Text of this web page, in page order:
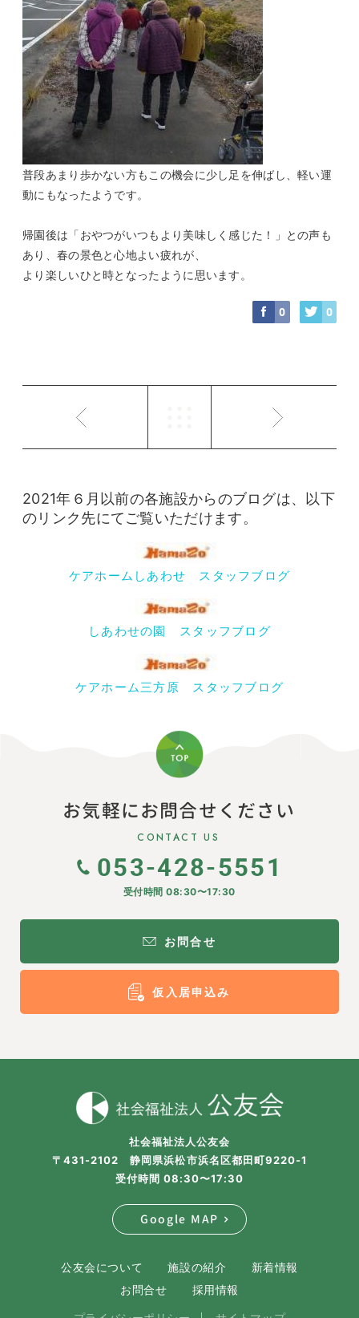
普段あまり歩かない方もこの機会に少し足を伸ばし、軽い運
動にもなったようです。
帰園後は「おやつがいつもより美味しく感じた！」との声も
あり、春の景色と心地よい疲れが、
より楽しいひと時となったように思います。
0 0
2021年６月以前の各施設からのブログは、以下
のリンク先にてご覧いただけます。
ケアホームしあわせ スタッフブログ
しあわせの園 スタッフブログ
ケアホーム三方原 スタッフブログ
お気軽にお問合せください
CONTACT US
053-428-5551
受付時間 08:30〜17:30
お問合せ
仮入居申込み
社会福祉法人公友会
〒431-2102 静岡県浜松市浜名区都田町9220-1
受付時間 08:30〜17:30
Google MAP
公友会について 施設の紹介
新着情報
お問合せ
採用情報